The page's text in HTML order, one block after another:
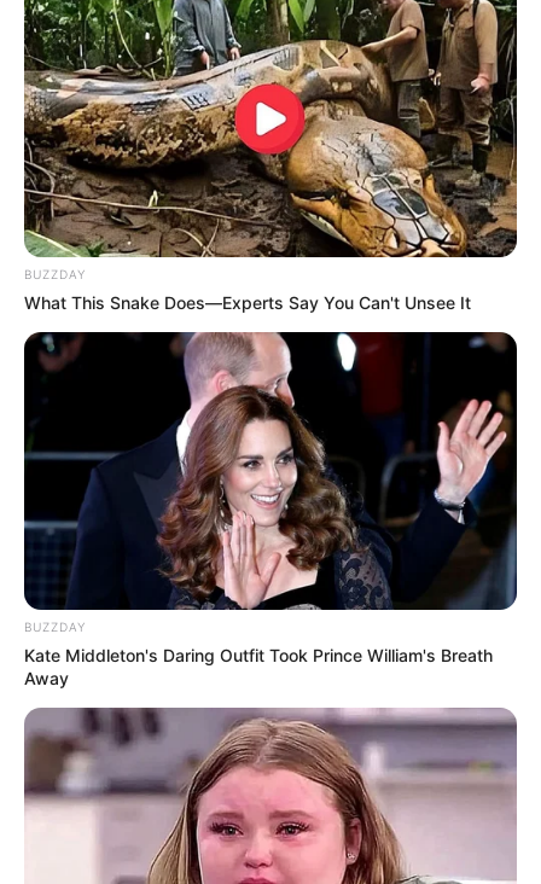
BUZZDAY
What This Snake Does—Experts Say You Can't Unsee It
BUZZDAY
Kate Middleton's Daring Outfit Took Prince William's Breath
Away